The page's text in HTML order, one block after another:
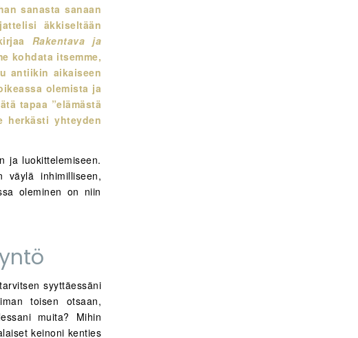
sanasta sanaan
äkkiseltään
Rakentava ja
kohdata itsemme,
antiikin aikaiseen
olemista ja
tapaa ”elämästä
herkästi yhteyden
ja luokittelemiseen.
väylä inhimilliseen,
oleminen on niin
syyttäessäni
toisen otsaan,
muita? Mihin
keinoni kenties